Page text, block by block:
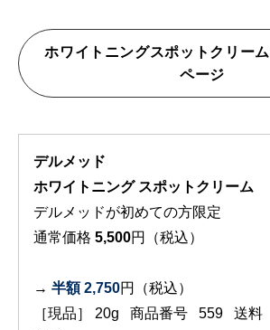
ホワイトニングスポットクリー
ページ
デルメッド
ホワイトニング スポットクリーム
デルメッドが初めての方限定
通常価格 5,500円（税込）
→ 半額 2,750円（税込）
［現品］ 20g 商品番号 559 送料